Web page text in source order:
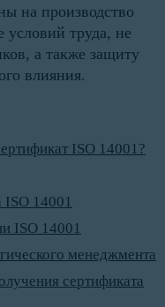
на производство
условий труда, не
а также защиту
влияния.
ISO 14001?
14001
ISO 14001
менеджмента
сертификата